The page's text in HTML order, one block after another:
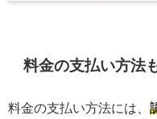
料金の支払い方法
料金の支払い方法には、